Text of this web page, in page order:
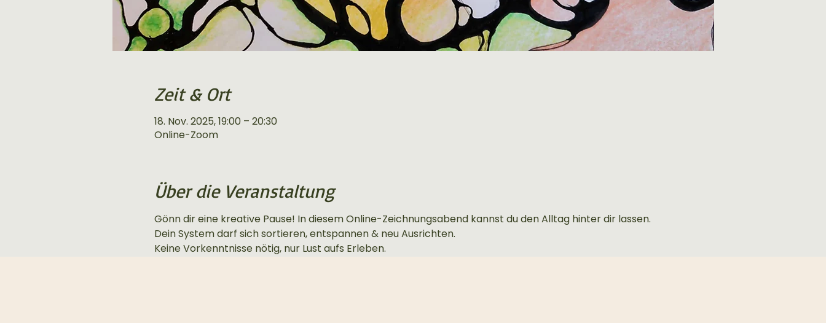
Zeit & Ort
18. Nov. 2025, 19:00 – 20:30
Online-Zoom
Über die Veranstaltung
Gönn dir eine kreative Pause! In diesem Online-Zeichnungsabend kannst du den Alltag hinter dir lassen.
Dein System darf sich sortieren, entspannen & neu Ausrichten.
Keine Vorkenntnisse nötig, nur Lust aufs Erleben.